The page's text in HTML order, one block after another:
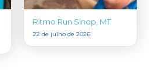
Ritmo Run Sinop, MT
22 de julho de 2026